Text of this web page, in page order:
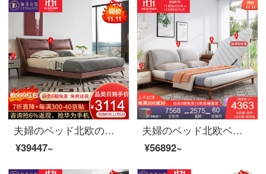
夫婦のベッド北欧の軽奢なツインベッド1.8メートルの近代的なシンプルなベッドルームの木製品の家具のベッド+ベッドの頭の棚*1 1800*2000
¥39447~
夫婦のベッド北欧ベッドのダブルベッド1.8メートルのシンプルなベッドルームで、布芸ベッドの逸品家具ベッド+マットレス+マットレス1つ+008化粧台のベンチセット1500*2000
¥56892~